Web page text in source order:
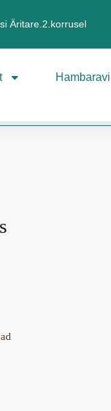
Äritare.2.korrusel
Hambaravi